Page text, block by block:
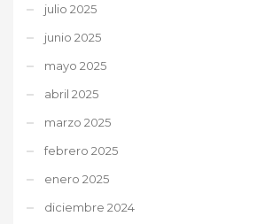
julio 2025
junio 2025
mayo 2025
abril 2025
marzo 2025
febrero 2025
enero 2025
diciembre 2024